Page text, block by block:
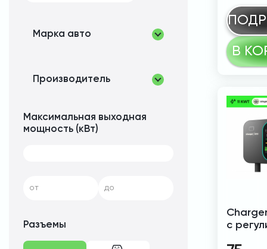
Марка авто
Производитель
Максимальная выходная
мощность (кВт)
от до
Разъемы
В
с